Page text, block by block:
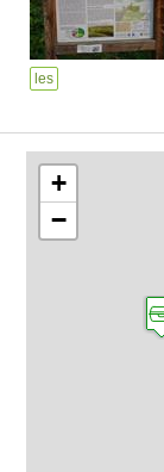
les
+
−